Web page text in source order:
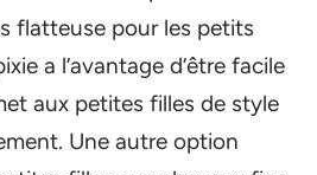
flatteuse pour les petits
a l’avantage d’être facile
aux petites filles de style
Une autre option